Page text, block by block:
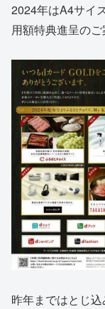
2024年はA4サイ
用額特典進呈のご
昨年まではとじ